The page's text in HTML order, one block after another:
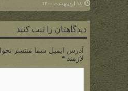
۱۸ اردیبهشت ۱۴۰۰
دیدگاهتان را ثبت کنید
آدرس ایمیل شما منتشر
لازمند *